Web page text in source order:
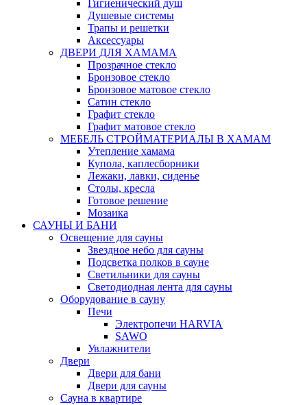
Гигиенический душ
Душевые системы
Трапы и решетки
Аксессуары
ДВЕРИ ДЛЯ ХАМАМА
Прозрачное стекло
Бронзовое стекло
Бронзовое матовое стекло
Сатин стекло
Графит стекло
Графит матовое стекло
МЕБЕЛЬ СТРОЙМАТЕРИАЛЫ В ХАМАМ
Утепление хамама
Купола, каплесборники
Лежаки, лавки, сиденье
Столы, кресла
Готовое решение
Мозаика
САУНЫ И БАНИ
Освещение для сауны
Звездное небо для сауны
Подсветка полков в сауне
Светильники для сауны
Светодиодная лента для сауны
Оборудование в сауну
Печи
Электропечи HARVIA
SAWO
Увлажнители
Двери
Двери для бани
Двери для сауны
Сауна в квартире